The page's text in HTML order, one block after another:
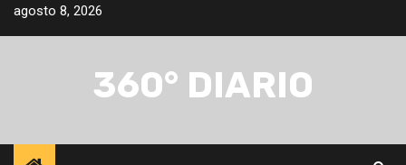
Saltar
agosto 8, 2026
360° DIARIO